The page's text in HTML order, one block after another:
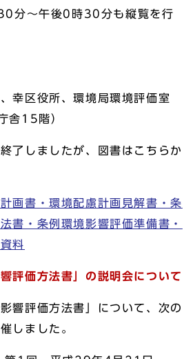
分～午後0時30分も縦覧を行
区役所、環境局環境評価室
舎15階）
しましたが、図書はこちらか
計画書・環境配慮計画見解書・条
書・条例環境影響評価準備書・
料
評価方法書」の説明会について
評価方法書」について、次の
しました。